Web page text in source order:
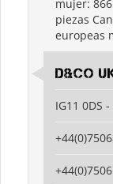
mujer:
piezas
europeas
D&Co
IG11 0DS